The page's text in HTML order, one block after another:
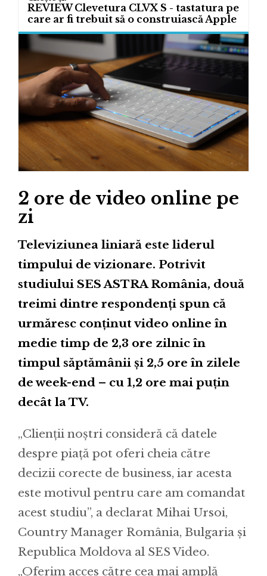
REVIEW Clevetura CLVX S - tastatura pe
care ar fi trebuit să o construiască Apple
2 ore de video online pe
zi
Televiziunea liniară este liderul
timpului de vizionare. Potrivit
studiului SES ASTRA România, două
treimi dintre respondenți spun că
urmăresc conținut video online în
medie timp de 2,3 ore zilnic în
timpul săptămânii și 2,5 ore în zilele
de week-end – cu 1,2 ore mai puțin
decât la TV.
„Clienții noștri consideră că datele
despre piață pot oferi cheia către
decizii corecte de business, iar acesta
este motivul pentru care am comandat
acest studiu”, a declarat Mihai Ursoi,
Country Manager România, Bulgaria și
Republica Moldova al SES Video.
„Oferim acces către cea mai amplă